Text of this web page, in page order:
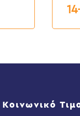
Κοινωνικό